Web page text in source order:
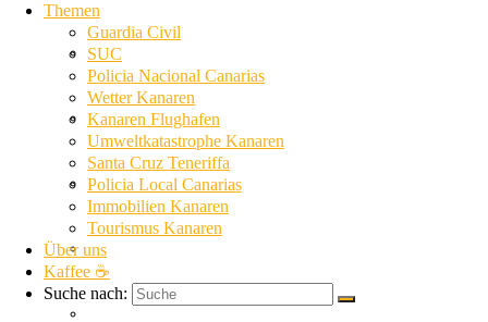
Fuerteventura News
Lanzarote News
La Gomera News
La Palma News
Themen
Guardia Civil
SUC
Policia Nacional Canarias
Wetter Kanaren
Kanaren Flughafen
Umweltkatastrophe Kanaren
Santa Cruz Teneriffa
Policia Local Canarias
Immobilien Kanaren
Tourismus Kanaren
Über uns
Kaffee ☕
Suche nach: